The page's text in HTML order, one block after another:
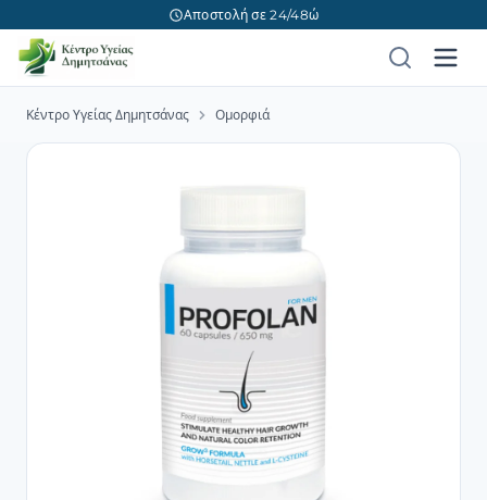
Αποστολή σε 24/48ώ
Κέντρο Υγείας Δημητσάνας Ομορφιά